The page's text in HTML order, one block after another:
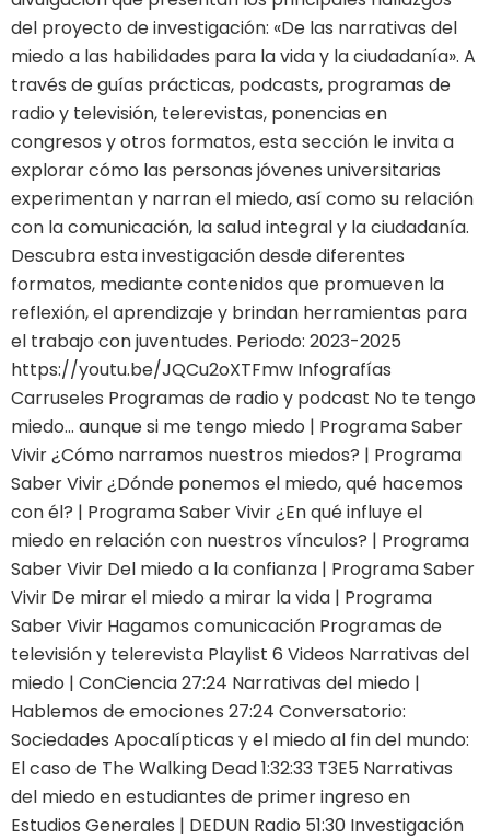
del proyecto de investigación: «De las narrativas del
miedo a las habilidades para la vida y la ciudadanía». A
través de guías prácticas, podcasts, programas de
radio y televisión, telerevistas, ponencias en
congresos y otros formatos, esta sección le invita a
explorar cómo las personas jóvenes universitarias
experimentan y narran el miedo, así como su relación
con la comunicación, la salud integral y la ciudadanía.
Descubra esta investigación desde diferentes
formatos, mediante contenidos que promueven la
reflexión, el aprendizaje y brindan herramientas para
el trabajo con juventudes. Periodo: 2023-2025
https://youtu.be/JQCu2oXTFmw Infografías
Carruseles Programas de radio y podcast No te tengo
miedo… aunque si me tengo miedo | Programa Saber
Vivir ¿Cómo narramos nuestros miedos? | Programa
Saber Vivir ¿Dónde ponemos el miedo, qué hacemos
con él? | Programa Saber Vivir ¿En qué influye el
miedo en relación con nuestros vínculos? | Programa
Saber Vivir Del miedo a la confianza | Programa Saber
Vivir De mirar el miedo a mirar la vida | Programa
Saber Vivir Hagamos comunicación Programas de
televisión y telerevista Playlist 6 Videos Narrativas del
miedo | ConCiencia 27:24 Narrativas del miedo |
Hablemos de emociones 27:24 Conversatorio:
Sociedades Apocalípticas y el miedo al fin del mundo:
El caso de The Walking Dead 1:32:33 T3E5 Narrativas
del miedo en estudiantes de primer ingreso en
Estudios Generales | DEDUN Radio 51:30 Investigación